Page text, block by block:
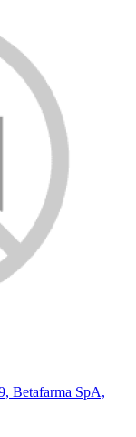
Betafarma SpA,